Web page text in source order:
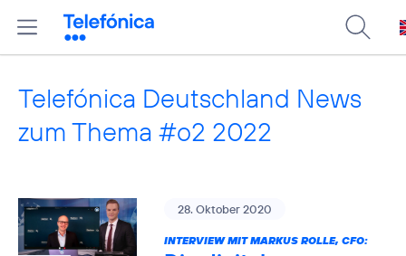
Telefónica Deutschland News
zum Thema #o2 2022
28. Oktober 2020
INTERVIEW MIT MARKUS ROLLE, CFO: